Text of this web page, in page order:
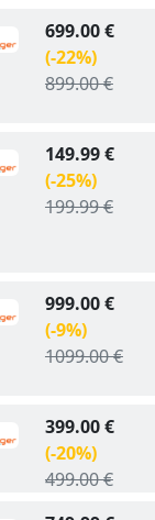
699.00 €
(-22%)
899.00 €
149.99 €
(-25%)
199.99 €
999.00 €
(-9%)
1099.00 €
399.00 €
(-20%)
499.00 €